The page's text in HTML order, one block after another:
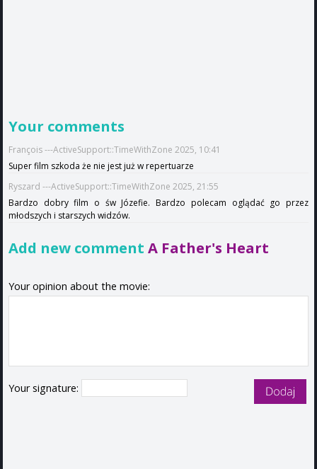
Your comments
François ---ActiveSupport::TimeWithZone 2025, 10:41
Super film szkoda że nie jest już w repertuarze
Ryszard ---ActiveSupport::TimeWithZone 2025, 21:55
Bardzo dobry film o św Józefie. Bardzo polecam oglądać go przez
młodszych i starszych widzów.
Add new comment A Father's Heart
Your opinion about the movie:
Your signature: